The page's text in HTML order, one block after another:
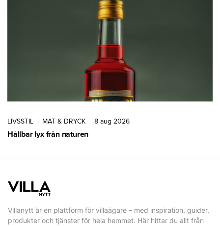
LIVSSTIL | MAT & DRYCK 8 aug 2026
Hållbar lyx från naturen
Villanytt är en plattform för villaägare – med inspiration, guider,
produkter och tjänster för hela hemmet. Här hittar du allt från